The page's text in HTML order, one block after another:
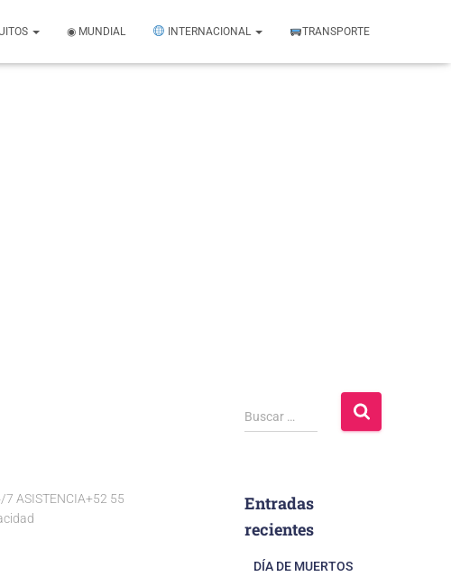
◉ MUNDIAL INTERNACIONAL TRANSPORTE
ASISTENCIA+52 55
Buscar …
Entradas
recientes
DÍA DE MUERTOS